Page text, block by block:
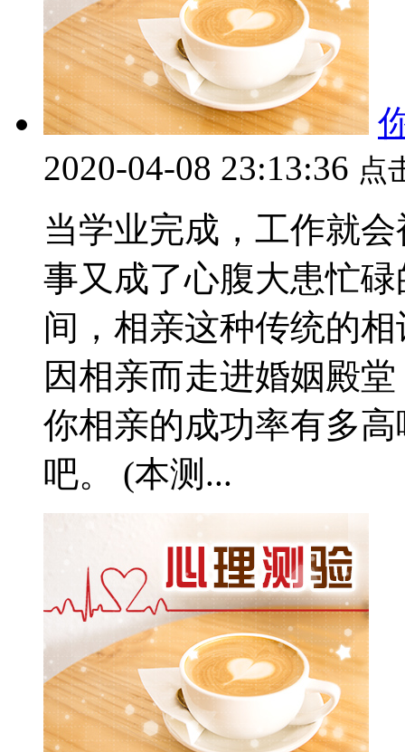
2020-04-08 23:13:36 点
当学业完成，工作就
事又成了心腹大患忙
间，相亲这种传统的
因相亲而走进婚姻殿
你相亲的成功率有多
吧。 (本测...